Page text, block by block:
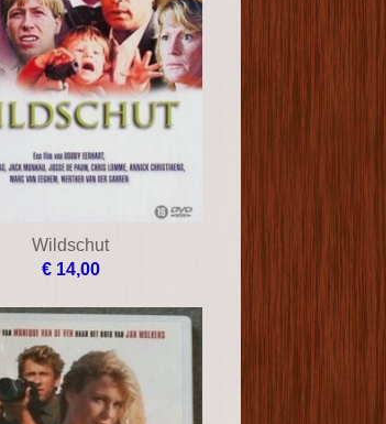
Wildschut
€ 14,00